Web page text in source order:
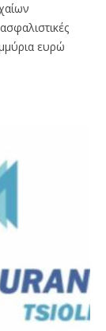
ευρώ